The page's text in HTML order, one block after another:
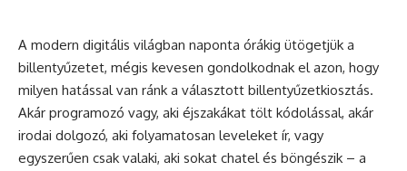
A modern digitális világban naponta órákig ütögetjük a
billentyűzetet, mégis kevesen gondolkodnak el azon, hogy
milyen hatással van ránk a választott billentyűzetkiosztás.
Akár programozó vagy, aki éjszakákat tölt kódolással, akár
irodai dolgozó, aki folyamatosan leveleket ír, vagy
egyszerűen csak valaki, aki sokat chatel és böngészik – a